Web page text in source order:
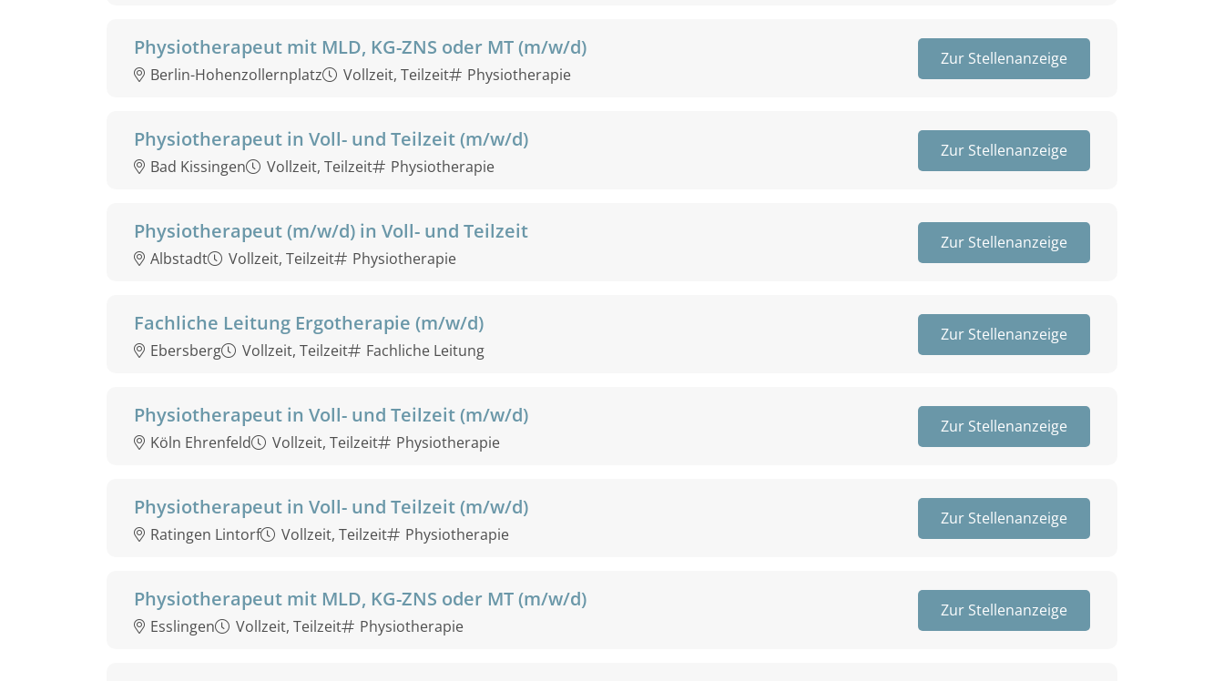
Physiotherapeut mit MLD, KG-ZNS oder MT (m/w/d)
Berlin-Hohenzollernplatz Vollzeit, Teilzeit Physiotherapie
Zur Stellenanzeige
Physiotherapeut in Voll- und Teilzeit (m/w/d)
Bad Kissingen Vollzeit, Teilzeit Physiotherapie
Zur Stellenanzeige
Physiotherapeut (m/w/d) in Voll- und Teilzeit
Albstadt Vollzeit, Teilzeit Physiotherapie
Zur Stellenanzeige
Fachliche Leitung Ergotherapie (m/w/d)
Ebersberg Vollzeit, Teilzeit Fachliche Leitung
Zur Stellenanzeige
Physiotherapeut in Voll- und Teilzeit (m/w/d)
Köln Ehrenfeld Vollzeit, Teilzeit Physiotherapie
Zur Stellenanzeige
Physiotherapeut in Voll- und Teilzeit (m/w/d)
Ratingen Lintorf Vollzeit, Teilzeit Physiotherapie
Zur Stellenanzeige
Physiotherapeut mit MLD, KG-ZNS oder MT (m/w/d)
Esslingen Vollzeit, Teilzeit Physiotherapie
Zur Stellenanzeige